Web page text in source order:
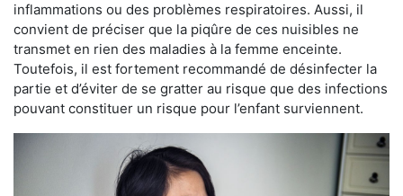
inflammations ou des problèmes respiratoires. Aussi, il
convient de préciser que la piqûre de ces nuisibles ne
transmet en rien des maladies à la femme enceinte.
Toutefois, il est fortement recommandé de désinfecter la
partie et d’éviter de se gratter au risque que des infections
pouvant constituer un risque pour l’enfant surviennent.